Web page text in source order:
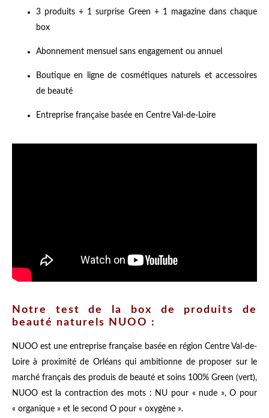
3 produits + 1 surprise Green + 1 magazine dans chaque
box
Abonnement mensuel sans engagement ou annuel
Boutique en ligne de cosmétiques naturels et accessoires
de beauté
Entreprise française basée en Centre Val-de-Loire
Notre test de la box de produits de
beauté naturels NUOO :
NUOO est une entreprise française basée en région Centre Val-de-
Loire à proximité de Orléans qui ambitionne de proposer sur le
marché français des produis de beauté et soins 100% Green (vert),
NUOO est la contraction des mots : NU pour « nude », O pour
« organique » et le second O pour « oxygène ».